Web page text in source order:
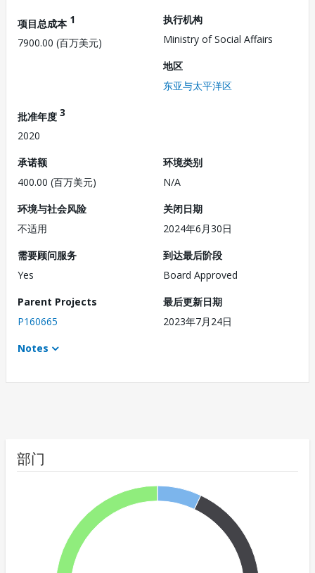
项目总成本 1
7900.00 (百万美元)
执行机构
Ministry of Social Affairs
地区
东亚与太平洋区
批准年度 3
2020
承诺额
400.00 (百万美元)
环境类别
N/A
环境与社会风险
不适用
关闭日期
2024年6月30日
需要顾问服务
Yes
到达最后阶段
Board Approved
Parent Projects
P160665
最后更新日期
2023年7月24日
Notes
部门